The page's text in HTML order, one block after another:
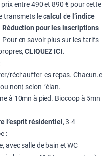
entre 490 et 890 € pour cette
transmets lecalcul de l’indice
. Réduction pour les inscriptions
Pour en savoir plus sur les tarifs
CLIQUEZ ICI.
réchauffer les repas. Chacun.e
non) selon l’élan.
à 10mn à pied. Biocoop à 5mn
l’esprit résidentiel , 3-4
:
avec salle de bain et WC